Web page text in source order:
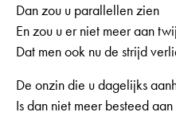
Dan zou u parallellen zien
En zou u er niet meer aan
Dat men ook nu de strijd
De onzin die u dagelijks
Is dan niet meer besteed aan